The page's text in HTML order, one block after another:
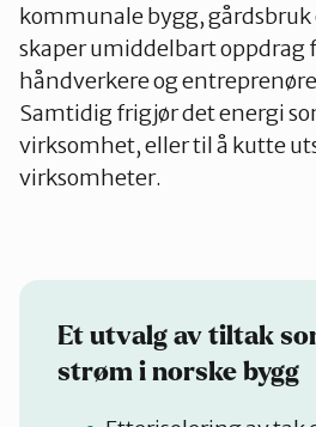
kommunale bygg,
skaper umiddelbart oppdrag
håndverkere og
Samtidig frigjør det energi
virksomhet, eller til å kutte
virksomheter.
Et utvalg av tiltak
strøm i norske bygg